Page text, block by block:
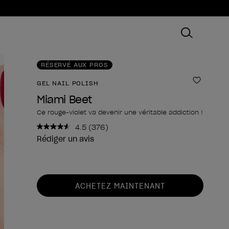
RÉSERVÉ AUX PROS
GEL NAIL POLISH
Miami Beet
Ce rouge-violet va devenir une véritable addiction !
4.5 Lire
376
page.
(376)
Rédiger un avis
Forme du produit
ACHETEZ MAINTENANT